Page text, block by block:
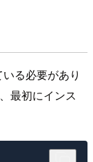
る必要があり
最初にインス